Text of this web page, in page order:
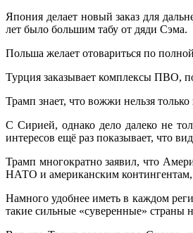
Япония делает новый заказ для
лет было большим табу от дяди Сэма.
Польша желает отовариться по
Турция заказывает комплексы ПВО,
Трамп знает, что вожжи нельзя
С Сирией, однако дело далеко не
интересов ещё раз показывает, что
Трамп многократно заявил, что
НАТО и американским контингентам,
Намного удобнее иметь в каждом
такие сильные «суверенные» страны